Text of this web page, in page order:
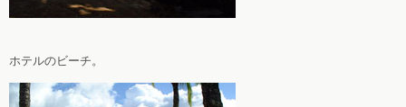
ホテルのビーチ。